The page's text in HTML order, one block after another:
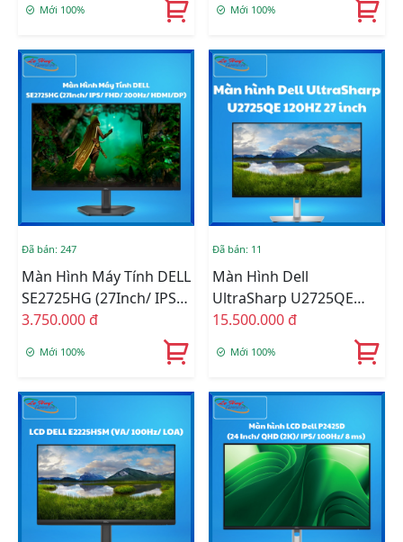
Mới 100% Mới 100%
Đã bán: 247
Màn Hình Máy Tính DELL
SE2725HG (27Inch/ IPS/
FHD/ 200Hz/ HDMI/DP)
3.750.000 đ
Mới 100%
Đã bán: 11
Màn Hình Dell
UltraSharp U2725QE
120HZ 27 Inch
15.500.000 đ
Mới 100%